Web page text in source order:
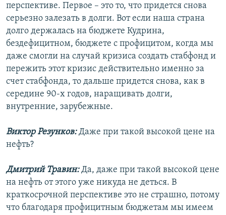
перспективе. Первое – это то, что придется снова
серьезно залезать в долги. Вот если наша страна
долго держалась на бюджете Кудрина,
бездефицитном, бюджете с профицитом, когда мы
даже смогли на случай кризиса создать стабфонд и
пережить этот кризис действительно именно за
счет стабфонда, то дальше придется снова, как в
середине 90-х годов, наращивать долги,
внутренние, зарубежные.
Виктор Резунков:Даже при такой высокой цене на
нефть?
Дмитрий Травин:Да, даже при такой высокой цене
на нефть от этого уже никуда не деться. В
краткосрочной перспективе это не страшно, потому
что благодаря профицитным бюджетам мы имеем